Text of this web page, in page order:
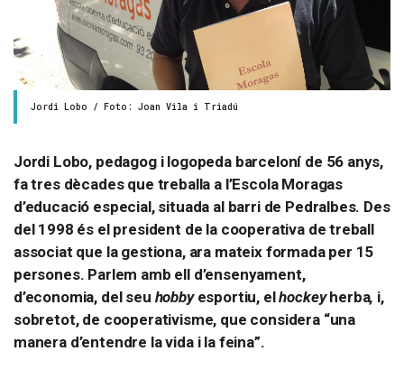
Jordi Lobo / Foto: Joan Vila i Triadú
Jordi Lobo, pedagog i logopeda barceloní de 56 anys,
fa tres dècades que treballa a l’Escola Moragas
d’educació especial, situada al barri de Pedralbes. Des
del 1998 és el president de la cooperativa de treball
associat que la gestiona, ara mateix formada per 15
persones. Parlem amb ell d’ensenyament,
d’economia, del seu hobbyesportiu, elhockeyherba, i,
sobretot, de cooperativisme, que considera “una
manera d’entendre la vida i la feina”.